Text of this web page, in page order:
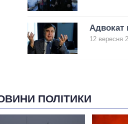
Адвокат
12 вересня
ПОЛІТИКИ